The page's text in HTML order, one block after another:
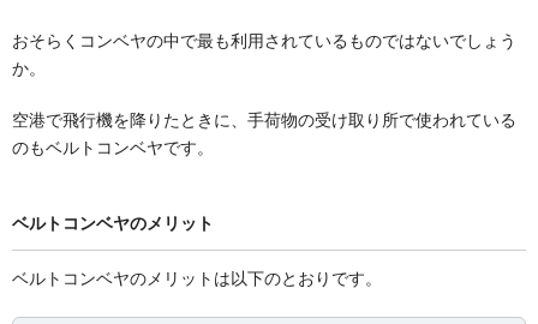
おそらくコンベヤの中で最も利用されているものではないでしょう
か。
空港で飛行機を降りたときに、手荷物の受け取り所で使われている
のもベルトコンベヤです。
ベルトコンベヤのメリット
ベルトコンベヤのメリットは以下のとおりです。